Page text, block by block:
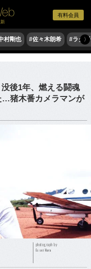
有料会員
村剛也 #佐々木朗希 #ラグ〉
後1年、燃える闘魂
…猪木番カメラマンが
photograph by
Essei Hara